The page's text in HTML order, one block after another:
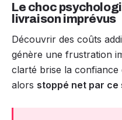
Le choc
livraison imprévus
Découvrir des coûts
génère une frustration
clarté brise la confiance
alors stoppé net par ce